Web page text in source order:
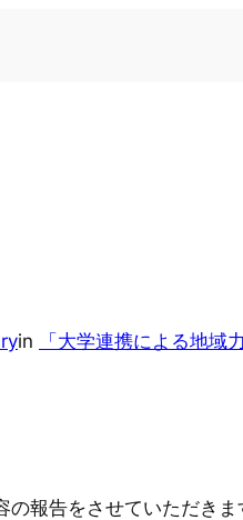
in 「大学連携による地域
報告をさせていただきま